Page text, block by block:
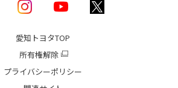
愛知トヨタTOP
所有権解除
プライバシーポリシー